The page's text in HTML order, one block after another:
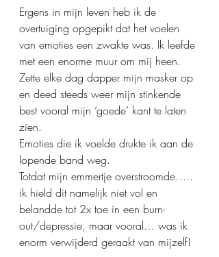
Ergens in mijn leven heb ik de
overtuiging opgepikt dat het voelen
van emoties een zwakte was. Ik leefde
met een enorme muur om mij heen.
Zette elke dag dapper mijn masker op
en deed steeds weer mijn stinkende
best vooral mijn ‘goede’ kant te laten
zien.
Emoties die ik voelde drukte ik aan de
lopende band weg.
Totdat mijn emmertje overstroomde…..
ik hield dit namelijk niet vol en
belandde tot 2x toe in een burn-
out/depressie, maar vooral… was ik
enorm verwijderd geraakt van mijzelf!